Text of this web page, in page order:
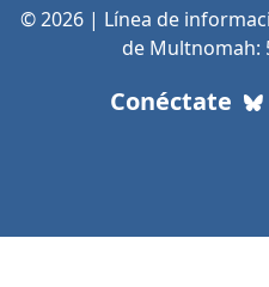
© 2026 | Línea de
de Multnomah:
Conéctate